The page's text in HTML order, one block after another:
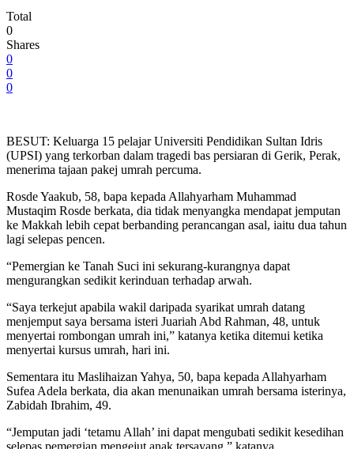
Total
0
Shares
0
0
0
BESUT: Keluarga 15 pelajar Universiti Pendidikan Sultan Idris
(UPSI) yang terkorban dalam tragedi bas persiaran di Gerik, Perak,
menerima tajaan pakej umrah percuma.
Rosde Yaakub, 58, bapa kepada Allahyarham Muhammad
Mustaqim Rosde berkata, dia tidak menyangka mendapat jemputan
ke Makkah lebih cepat berbanding perancangan asal, iaitu dua tahun
lagi selepas pencen.
“Pemergian ke Tanah Suci ini sekurang-kurangnya dapat
mengurangkan sedikit kerinduan terhadap arwah.
“Saya terkejut apabila wakil daripada syarikat umrah datang
menjemput saya bersama isteri Juariah Abd Rahman, 48, untuk
menyertai rombongan umrah ini,” katanya ketika ditemui ketika
menyertai kursus umrah, hari ini.
Sementara itu Maslihaizan Yahya, 50, bapa kepada Allahyarham
Sufea Adela berkata, dia akan menunaikan umrah bersama isterinya,
Zabidah Ibrahim, 49.
“Jemputan jadi ‘tetamu Allah’ ini dapat mengubati sedikit kesedihan
selepas pemergian mengejut anak tersayang,” katanya.